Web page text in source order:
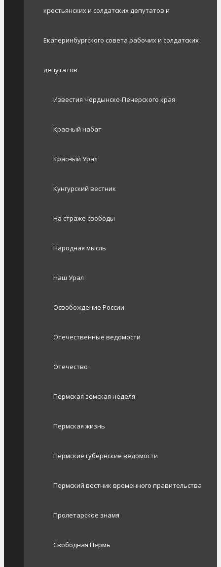
крестьянских и солдатских депутатов и
Екатеринбургского совета рабочих и солдатских
депутатов
Известия Чердынско-Печерского края
Красный набат
Красный Урал
Кунгурский вестник
На страже свободы
Народная мысль
Наш Урал
Освобождение России
Отечественные ведомости
Отечество
Пермская земская неделя
Пермская жизнь
Пермские губернские ведомости
Пермский вестник временного правительства
Пролетарское знамя
Свободная Пермь